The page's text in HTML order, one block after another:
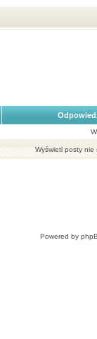
Wyświetl posty nie
Powered by